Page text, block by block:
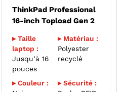
ThinkPad Professional
16-inch Topload Gen 2
▸ Taille
laptop :
Jusqu’à 16
pouces
▸ Matériau :
Polyester
recyclé
▸ Couleur :
▸ Sécurité :